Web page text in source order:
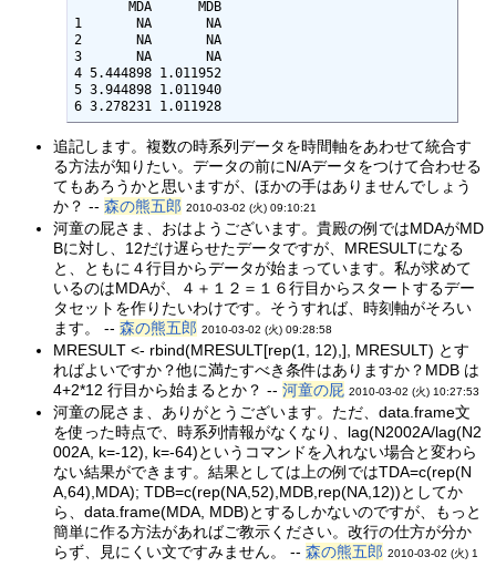
1       NA       NA
2       NA       NA
3       NA       NA
4 5.444898 1.011952
5 3.944898 1.011940
6 3.278231 1.011928
追記します。複数の時系列データを時間軸をあわせて統合す
る方法が知りたい。データの前にN/Aデータをつけて合わせる
てもあろうかと思いますが、ほかの手はありませんでしょう
か？ --森の熊五郎 2010-03-02 (火) 09:10:21
河童の屁さま、おはようございます。貴殿の例ではMDAがMD
Bに対し、12だけ遅らせたデータですが、MRESULTになる
と、ともに４行目からデータが始まっています。私が求めて
いるのはMDAが、４＋１２＝１６行目からスタートするデー
タセットを作りたいわけです。そうすれば、時刻軸がそろい
ます。 --森の熊五郎 2010-03-02 (火) 09:28:58
MRESULT <- rbind(MRESULT[rep(1, 12),], MRESULT) とす
ればよいですか？他に満たすべき条件はありますか？MDB は
4+2*12 行目から始まるとか？ --河童の屁 2010-03-02 (火) 10:27:53
河童の屁さま、ありがとうございます。ただ、data.frame文
を使った時点で、時系列情報がなくなり、lag(N2002A/lag(N2
002A, k=-12), k=-64)というコマンドを入れない場合と変わら
ない結果ができます。結果としては上の例ではTDA=c(rep(N
A,64),MDA); TDB=c(rep(NA,52),MDB,rep(NA,12))としてか
ら、data.frame(MDA, MDB)とするしかないのですが、もっと
簡単に作る方法があればご教示ください。改行の仕方が分か
らず、見にくい文ですみません。 --森の熊五郎 2010-03-02 (火) 1